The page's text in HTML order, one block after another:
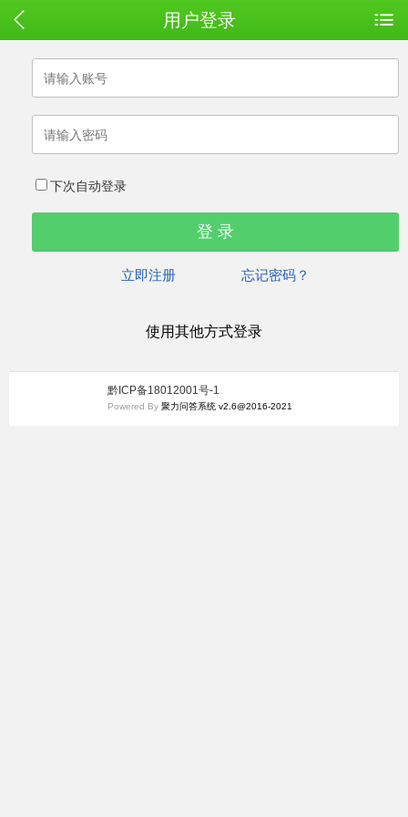
用户登录
下次自动登录
立即注册 忘记密码？
使用其他方式登录
黔ICP备18012001号-1
Powered By 聚力问答系统 v2.6@2016-2021